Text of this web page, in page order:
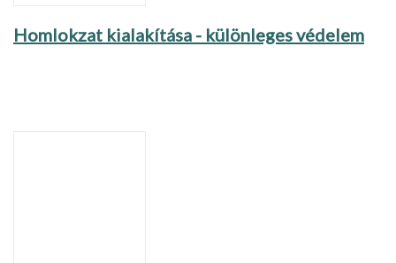
Homlokzat kialakítása - különleges védelem